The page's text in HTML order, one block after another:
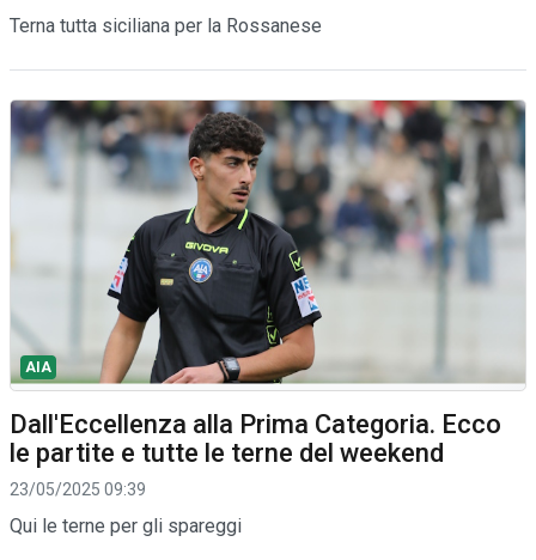
Terna tutta siciliana per la Rossanese
AIA
Dall'Eccellenza alla Prima Categoria. Ecco
le partite e tutte le terne del weekend
23/05/2025 09:39
Qui le terne per gli spareggi